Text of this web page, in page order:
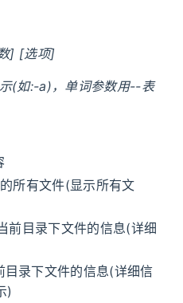
] [选项]
(如:-a)，单词参数用--表
所有文件(显示所有文
前目录下文件的信息(详细
录下文件的信息(详细信
)